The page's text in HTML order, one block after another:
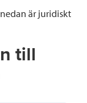
är juridiskt
till